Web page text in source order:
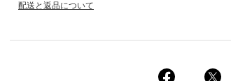
配送と返品について